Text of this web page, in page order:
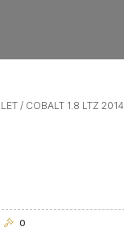
/ COBALT 1.8 LTZ
0